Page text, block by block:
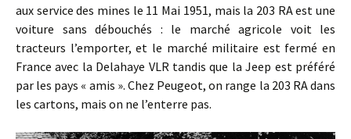
aux service des mines le 11 Mai 1951, mais la 203 RA est une
voiture sans débouchés : le marché agricole voit les
tracteurs l’emporter, et le marché militaire est fermé en
France avec la Delahaye VLR tandis que la Jeep est préféré
par les pays « amis ». Chez Peugeot, on range la 203 RA dans
les cartons, mais on ne l’enterre pas.